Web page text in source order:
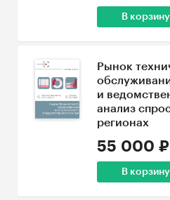
В корзину
Рынок
и
анализ
регионах
55 000 ₽
В корзину